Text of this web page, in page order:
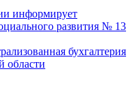
информирует
развития № 13
бухгалтерия
области